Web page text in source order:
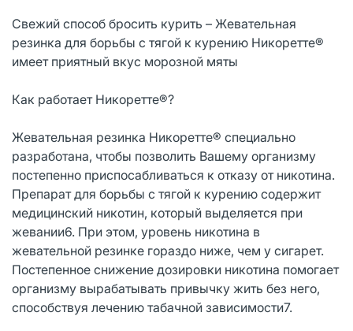
Свежий способ бросить курить – Жевательная
резинка для борьбы с тягой к курению Никоретте®
имеет приятный вкус морозной мяты
Как работает Никоретте®?
Жевательная резинка Никоретте® специально
разработана, чтобы позволить Вашему организму
постепенно приспосабливаться к отказу от никотина.
Препарат для борьбы с тягой к курению содержит
медицинский никотин, который выделяется при
жевании6. При этом, уровень никотина в
жевательной резинке гораздо ниже, чем у сигарет.
Постепенное снижение дозировки никотина помогает
организму вырабатывать привычку жить без него,
способствуя лечению табачной зависимости7.